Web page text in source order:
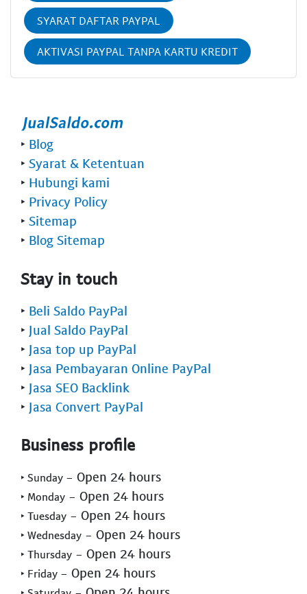
SYARAT DAFTAR PAYPAL
AKTIVASI PAYPAL TANPA KARTU KREDIT
‣ Blog
‣ Syarat & Ketentuan
‣ Hubungi kami
‣ Privacy Policy
‣ Sitemap
‣ Blog Sitemap
Stay in touch
‣ Beli Saldo PayPal
‣ Jual Saldo PayPal
‣ Jasa top up PayPal
‣ Jasa Pembayaran Online PayPal
‣ Jasa SEO Backlink
‣ Jasa Convert PayPal
Business profile
‣ Sunday - Open 24 hours
‣ Monday - Open 24 hours
‣ Tuesday - Open 24 hours
‣ Wednesday - Open 24 hours
‣ Thursday - Open 24 hours
‣ Friday - Open 24 hours